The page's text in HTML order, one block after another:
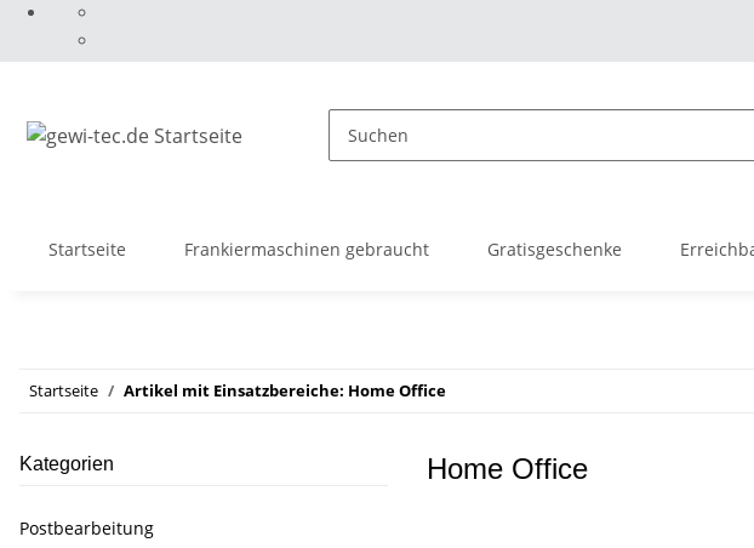
Startseite Frankiermaschinen gebraucht Gratisgeschenke
Startseite Artikel mit Einsatzbereiche: Home Office
Home Office
Kategorien
Postbearbeitung